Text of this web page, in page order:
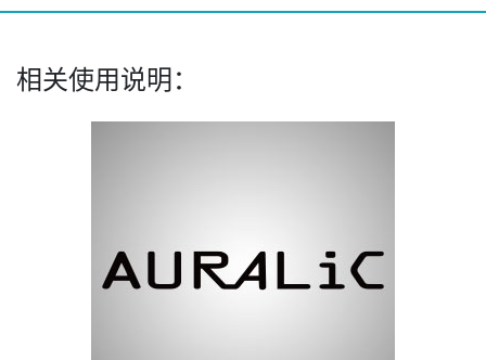
相关使用说明：